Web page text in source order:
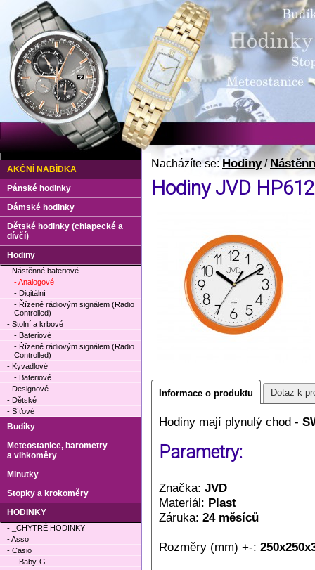
Nacházíte se:Hodiny/
Hodiny JVD
Informace o produktu Dotaz k
Hodiny mají plynulý chod -
Parametry:
Značka: JVD
Materiál: Plast
Záruka: 24 měsíců
Rozměry (mm) +-:
AKČNÍ NABÍDKA
Pánské hodinky
Dámské hodinky
Dětské hodinky (chlapecké a
dívčí)
Hodiny
- Nástěnné bateriové
- Analogové
- Digitální
- Řízené rádiovým signálem (Radio
Controlled)
- Stolní a krbové
- Bateriové
- Řízené rádiovým signálem (Radio
Controlled)
- Kyvadlové
- Bateriové
- Designové
- Dětské
- Síťové
Budíky
Meteostanice, barometry
a vlhkoměry
Minutky
Stopky a krokoměry
HODINKY
- _CHYTRÉ HODINKY
- Asso
- Casio
- Baby-G